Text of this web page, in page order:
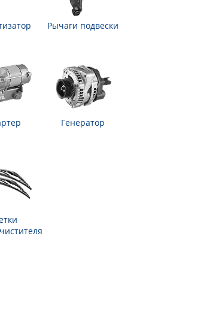
Рычаги подвески
Генератор